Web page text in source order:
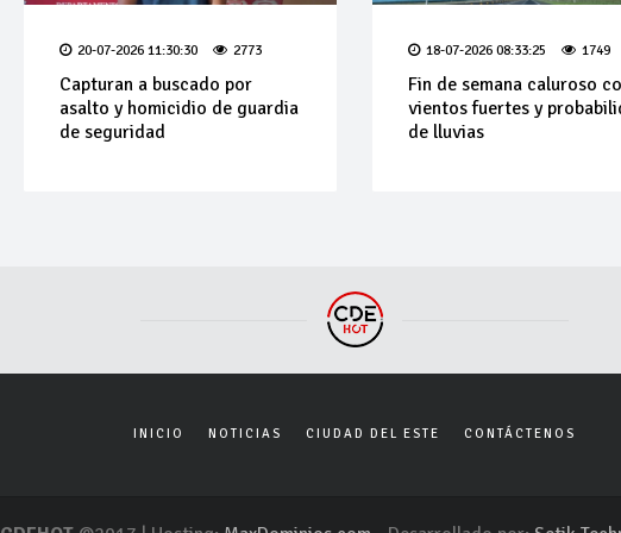
20-07-2026 11:30:30 2773
Capturan a buscado por
asalto y homicidio de guardia
de seguridad
18-07-2026 08:33:25 1749
Fin de semana caluroso
vientos fuertes y
de lluvias
INICIO NOTICIAS CIUDAD DEL ESTE CONTÁCTENOS